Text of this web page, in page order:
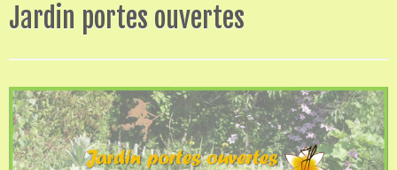
Jardin portes ouvertes